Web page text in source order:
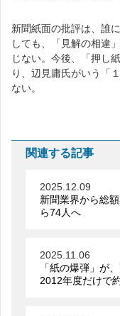
新聞紙面の批評は、誰
しても、「見解の相違
じない。今後、「押し
り、辺見庸氏がいう「
ない。
関連する記事
2025.12.09
新聞業界から総
ら74人へ
2025.11.06
「紙の爆弾」が
2012年度だけで